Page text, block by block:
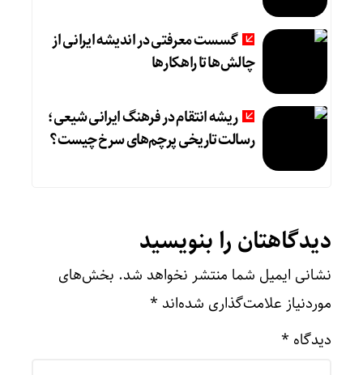
گسست معرفتی در اندیشه ایرانی از
چالش‌ها تا راهکارها
ریشه انتقام در فرهنگ ایرانی شیعی؛
رسالت تاریخی پرچم‌های سرخ چیست؟
دیدگاهتان را بنویسید
نشانی ایمیل شما منتشر نخواهد شد. بخش‌های
موردنیاز علامت‌گذاری شده‌اند *
دیدگاه *